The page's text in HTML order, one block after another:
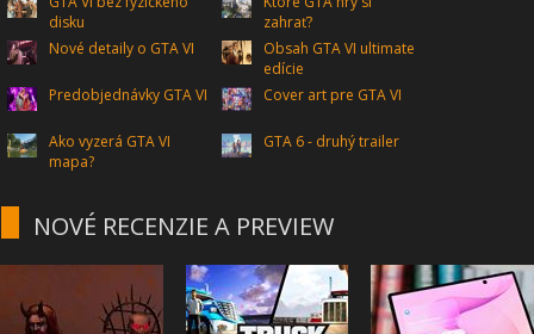
disku
zahrať?
Nové detaily o GTA VI
Obsah GTA VI ultimate
edície
Predobjednávky GTA VI
Cover art pre GTA VI
Ako vyzerá GTA VI
mapa?
GTA 6 - druhý trailer
NOVÉ RECENZIE A PREVIEW